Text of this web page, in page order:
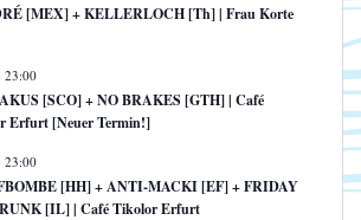
[MEX] + KELLERLOCH [Th] | Frau Korte
23:00
[SCO] + NO BRAKES [GTH] | Café
Erfurt [Neuer Termin!]
23:00
[HH] + ANTI-MACKI [EF] + FRIDAY
[IL] | Café Tikolor Erfurt